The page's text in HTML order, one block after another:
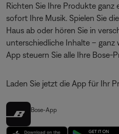
Richten Sie Ihre Produkte ganz
sofort Ihre Musik. Spielen Sie
Haus ab oder hören Sie in
unterschiedliche Inhalte – ganz
App steuern Sie alle Ihre Bose-
Laden Sie jetzt die App für Ihr
Bose-App